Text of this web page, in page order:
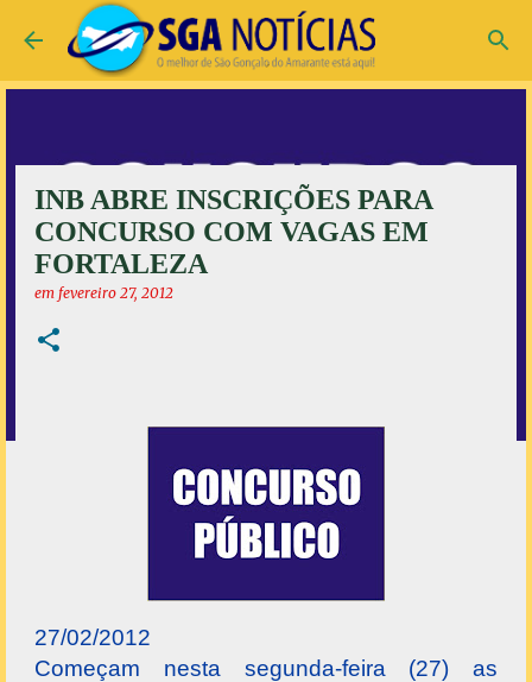
Pular para o conteúdo principal
INB ABRE INSCRIÇÕES PARA
CONCURSO COM VAGAS EM
FORTALEZA
em fevereiro 27, 2012
27/02/2012
Começam nesta segunda-feira (27) as